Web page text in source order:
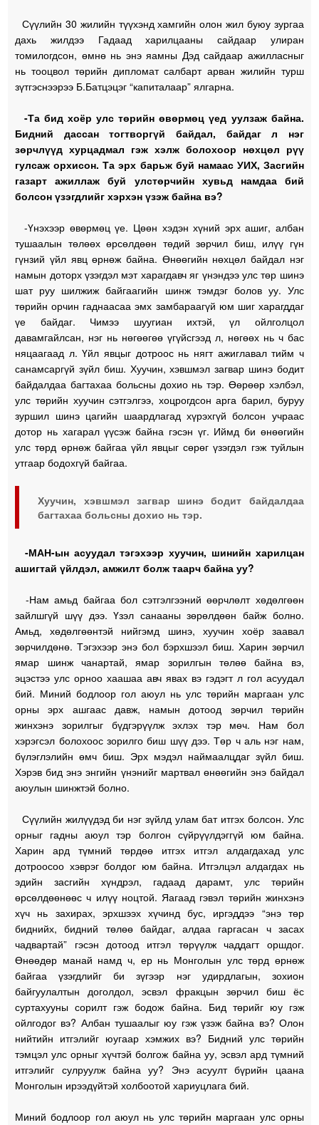
Сүүлийн 30 жилийн түүхэнд хамгийн олон жил буюу зургаа
дахь жилдээ Гадаад харилцааны сайдаар улиран
томилогдсон, өмнө нь энэ яамны Дэд сайдаар ажилласныг
нь тооцвол төрийн дипломат салбарт арван жилийн турш
зүтгэснээрээ Б.Батцэцэг “капиталаар” ялгарна.
-Та бид хоёр улс төрийн өвөрмөц үед уулзаж байна.
Бидний дассан тогтворгүй байдал, байдаг л нэг
зөрчлүүд хурцадмал гэж хэлж болохоор нөхцөл рүү
гулсаж орхисон. Та эрх барьж буй намаас УИХ, Засгийн
газарт ажиллаж буй улстөрчийн хувьд намдаа бий
болсон үзэгдлийг хэрхэн үзэж байна вэ?
-Үнэхээр өвөрмөц үе. Цөөн хэдэн хүний эрх ашиг, албан
тушаалын төлөөх өрсөлдөөн төдий зөрчил биш, илүү гүн
гүнзий үйл явц өрнөж байна. Өнөөгийн нөхцөл байдал нэг
намын доторх үзэгдэл мэт харагдавч яг үнэндээ улс төр шинэ
шат руу шилжиж байгаагийн шинж тэмдэг болов уу. Улс
төрийн орчин гаднаасаа эмх замбараагүй юм шиг харагддаг
үе байдаг. Чимээ шуугиан ихтэй, үл ойлголцол
давамгайлсан, нэг нь нөгөөгөө үгүйсгээд л, нөгөөх нь ч бас
няцаагаад л. Үйл явцыг дотроос нь нягт ажиглавал тийм ч
санамсаргүй зүйл биш. Хуучин, хэвшмэл загвар шинэ бодит
байдалдаа багтахаа больсны дохио нь тэр. Өөрөөр хэлбэл,
улс төрийн хуучин сэтгэлгээ, хоцрогдсон арга барил, буруу
зуршил шинэ цагийн шаардлагад хүрэхгүй болсон учраас
дотор нь хагарал үүсэж байна гэсэн үг. Иймд би өнөөгийн
улс төрд өрнөж байгаа үйл явцыг сөрөг үзэгдэл гэж туйлын
утгаар бодохгүй байгаа.
Хуучин, хэвшмэл загвар шинэ бодит байдалдаа
багтахаа больсны дохио нь тэр.
-МАН-ын асуудал тэгэхээр хуучин, шинийн харилцан
ашигтай үйлдэл, амжилт болж таарч байна уу?
-Нам амьд байгаа бол сэтгэлгээний өөрчлөлт хөдөлгөөн
зайлшгүй шүү дээ. Үзэл санааны зөрөлдөөн байж болно.
Амьд, хөдөлгөөнтэй нийгэмд шинэ, хуучин хоёр заавал
зөрчилдөнө. Тэгэхээр энэ бол бэрхшээл биш. Харин зөрчил
ямар шинж чанартай, ямар зорилгын төлөө байна вэ,
эцэстээ улс орноо хаашаа авч явах вэ гэдэгт л гол асуудал
бий. Миний бодлоор гол аюул нь улс төрийн маргаан улс
орны эрх ашгаас давж, намын дотоод зөрчил төрийн
жинхэнэ зорилгыг бүдгэрүүлж эхлэх тэр мөч. Нам бол
хэрэгсэл болохоос зорилго биш шүү дээ. Төр ч аль нэг нам,
бүлэглэлийн өмч биш. Эрх мэдэл наймаалцдаг зүйл биш.
Хэрэв бид энэ энгийн үнэнийг мартвал өнөөгийн энэ байдал
аюулын шинжтэй болно.
Сүүлийн жилүүдэд би нэг зүйлд улам бат итгэх болсон. Улс
орныг гадны аюул тэр болгон сүйрүүлдэггүй юм байна.
Харин ард түмний төрдөө итгэх итгэл алдагдахад улс
дотроосоо хэврэг болдог юм байна. Итгэлцэл алдагдах нь
эдийн засгийн хүндрэл, гадаад дарамт, улс төрийн
өрсөлдөөнөөс ч илүү ноцтой. Яагаад гэвэл төрийн жинхэнэ
хүч нь захирах, эрхшээх хүчинд бус, иргэддээ “энэ төр
биднийх, бидний төлөө байдаг, алдаа гаргасан ч засах
чадвартай” гэсэн дотоод итгэл төрүүлж чаддагт оршдог.
Өнөөдөр манай намд ч, ер нь Монголын улс төрд өрнөж
байгаа үзэгдлийг би зүгээр нэг удирдлагын, зохион
байгуулалтын доголдол, эсвэл фракцын зөрчил биш ёс
суртахууны сорилт гэж бодож байна. Бид төрийг юу гэж
ойлгодог вэ? Албан тушаалыг юу гэж үзэж байна вэ? Олон
нийтийн итгэлийг юугаар хэмжих вэ? Бидний улс төрийн
тэмцэл улс орныг хүчтэй болгож байна уу, эсвэл ард түмний
итгэлийг сулруулж байна уу? Энэ асуулт бүрийн цаана
Монголын ирээдүйтэй холбоотой хариуцлага бий.
Миний бодлоор гол аюул нь улс төрийн маргаан улс орны